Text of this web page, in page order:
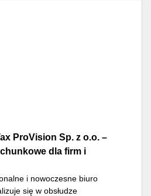
ProVision Sp. z o.o. –
dla firm i
i nowoczesne biuro
się w obsłudze